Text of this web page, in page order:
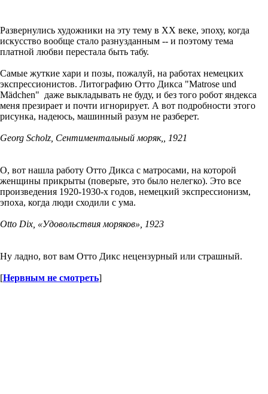
Развернулись художники на эту тему в ХХ веке, эпоху, когда
искусство вообще стало разнузданным -- и поэтому тема
платной любви перестала быть табу.
Самые жуткие хари и позы, пожалуй, на работах немецких
экспрессионистов. Литографию Отто Дикса "Matrose und
Mädchen" даже выкладывать не буду, и без того робот яндекса
меня презирает и почти игнорирует. А вот подробности этого
рисунка, надеюсь, машинный разум не разберет.
Georg Scholz, Сентиментальный моряк,, 1921
О, вот нашла работу Отто Дикса с матросами, на которой
женщины прикрыты (поверьте, это было нелегко). Это все
произведения 1920-1930-х годов, немецкий экспрессионизм,
эпоха, когда люди сходили с ума.
Otto Dix, «Удовольствия моряков», 1923
Ну ладно, вот вам Отто Дикс нецензурный или страшный.
[Нервным не смотреть]